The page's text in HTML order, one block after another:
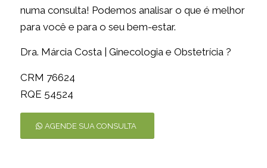
numa consulta! Podemos analisar o que é melhor
para você e para o seu bem-estar.
Dra. Márcia Costa | Ginecologia e Obstetrícia ?
CRM 76624
RQE 54524
AGENDE SUA CONSULTA